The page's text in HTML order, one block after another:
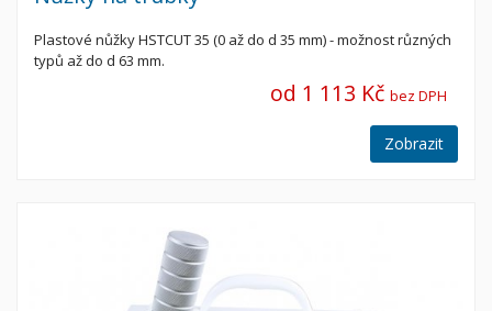
Plastové nůžky HSTCUT 35 (0 až do d 35 mm) - možnost různých
typů až do d 63 mm.
od 1 113 Kč bez DPH
Zobrazit